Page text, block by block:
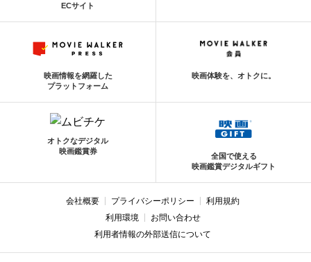
ECサイト
映画情報を網羅した
プラットフォーム
映画体験を、オトクに。
オトクなデジタル
映画鑑賞券
全国で使える
映画鑑賞デジタルギフト
会社概要 プライバシーポリシー
利用規約
利用環境
お問い合わせ
利用者情報の外部送信について